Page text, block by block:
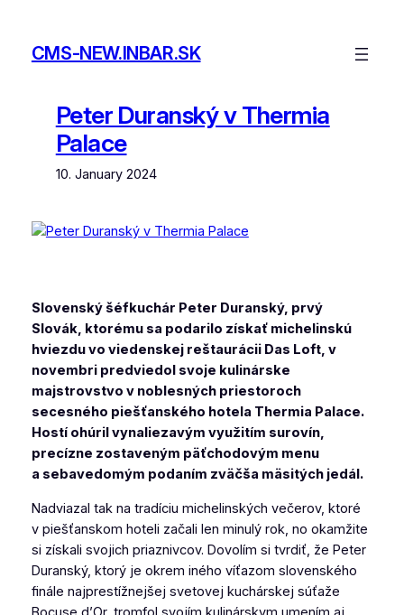
contentCMS-NEW.INBAR.SK
Peter Duranský v Thermia
Palace
10. January 2024
Slovenský šéfkuchár Peter Duranský, prvý
Slovák, ktorému sa podarilo získať michelinskú
hviezdu vo viedenskej reštaurácii Das Loft, v
novembri predviedol svoje kulinárske
majstrovstvo v noblesných priestoroch
secesného piešťanského hotela Thermia Palace.
Hostí ohúril vynaliezavým využitím surovín,
precízne zostaveným päťchodovým menu
a sebavedomým podaním zväčša mäsitých jedál.
Nadviazal tak na tradíciu michelinských večerov, ktoré
v piešťanskom hoteli začali len minulý rok, no okamžite
si získali svojich priaznivcov. Dovolím si tvrdiť, že Peter
Duranský, ktorý je okrem iného víťazom slovenského
finále najprestížnejšej svetovej kuchárskej súťaže